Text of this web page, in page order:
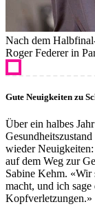
Nach dem
Roger Federer in
Gute Neuigkeiten zu
Über ein halbes
Gesundheitszustand
wieder
auf dem Weg zur
Sabine Kehm. «Wir
macht, und ich
Kopfverletzungen.»